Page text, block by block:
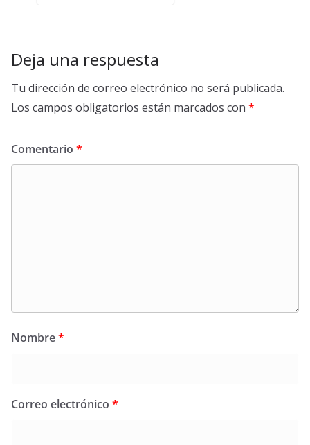
Deja una respuesta
Tu dirección de correo electrónico no será publicada.
Los campos obligatorios están marcados con *
Comentario *
Nombre*
Correo electrónico *